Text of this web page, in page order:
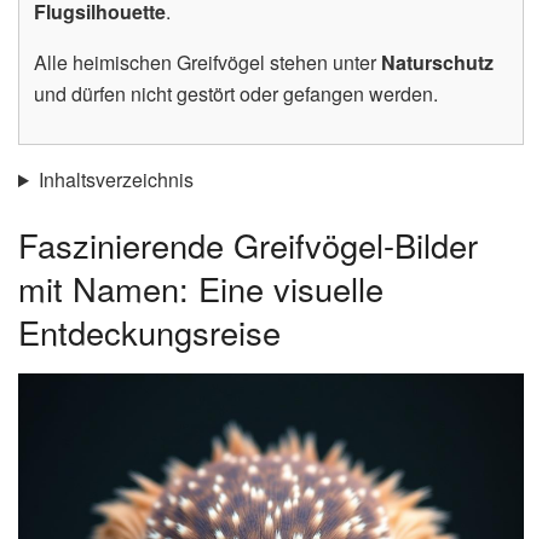
Flugsilhouette.
Alle heimischen Greifvögel stehen unterNaturschutz
und dürfen nicht gestört oder gefangen werden.
Inhaltsverzeichnis
Faszinierende Greifvögel-Bilder
mit Namen: Eine visuelle
Entdeckungsreise